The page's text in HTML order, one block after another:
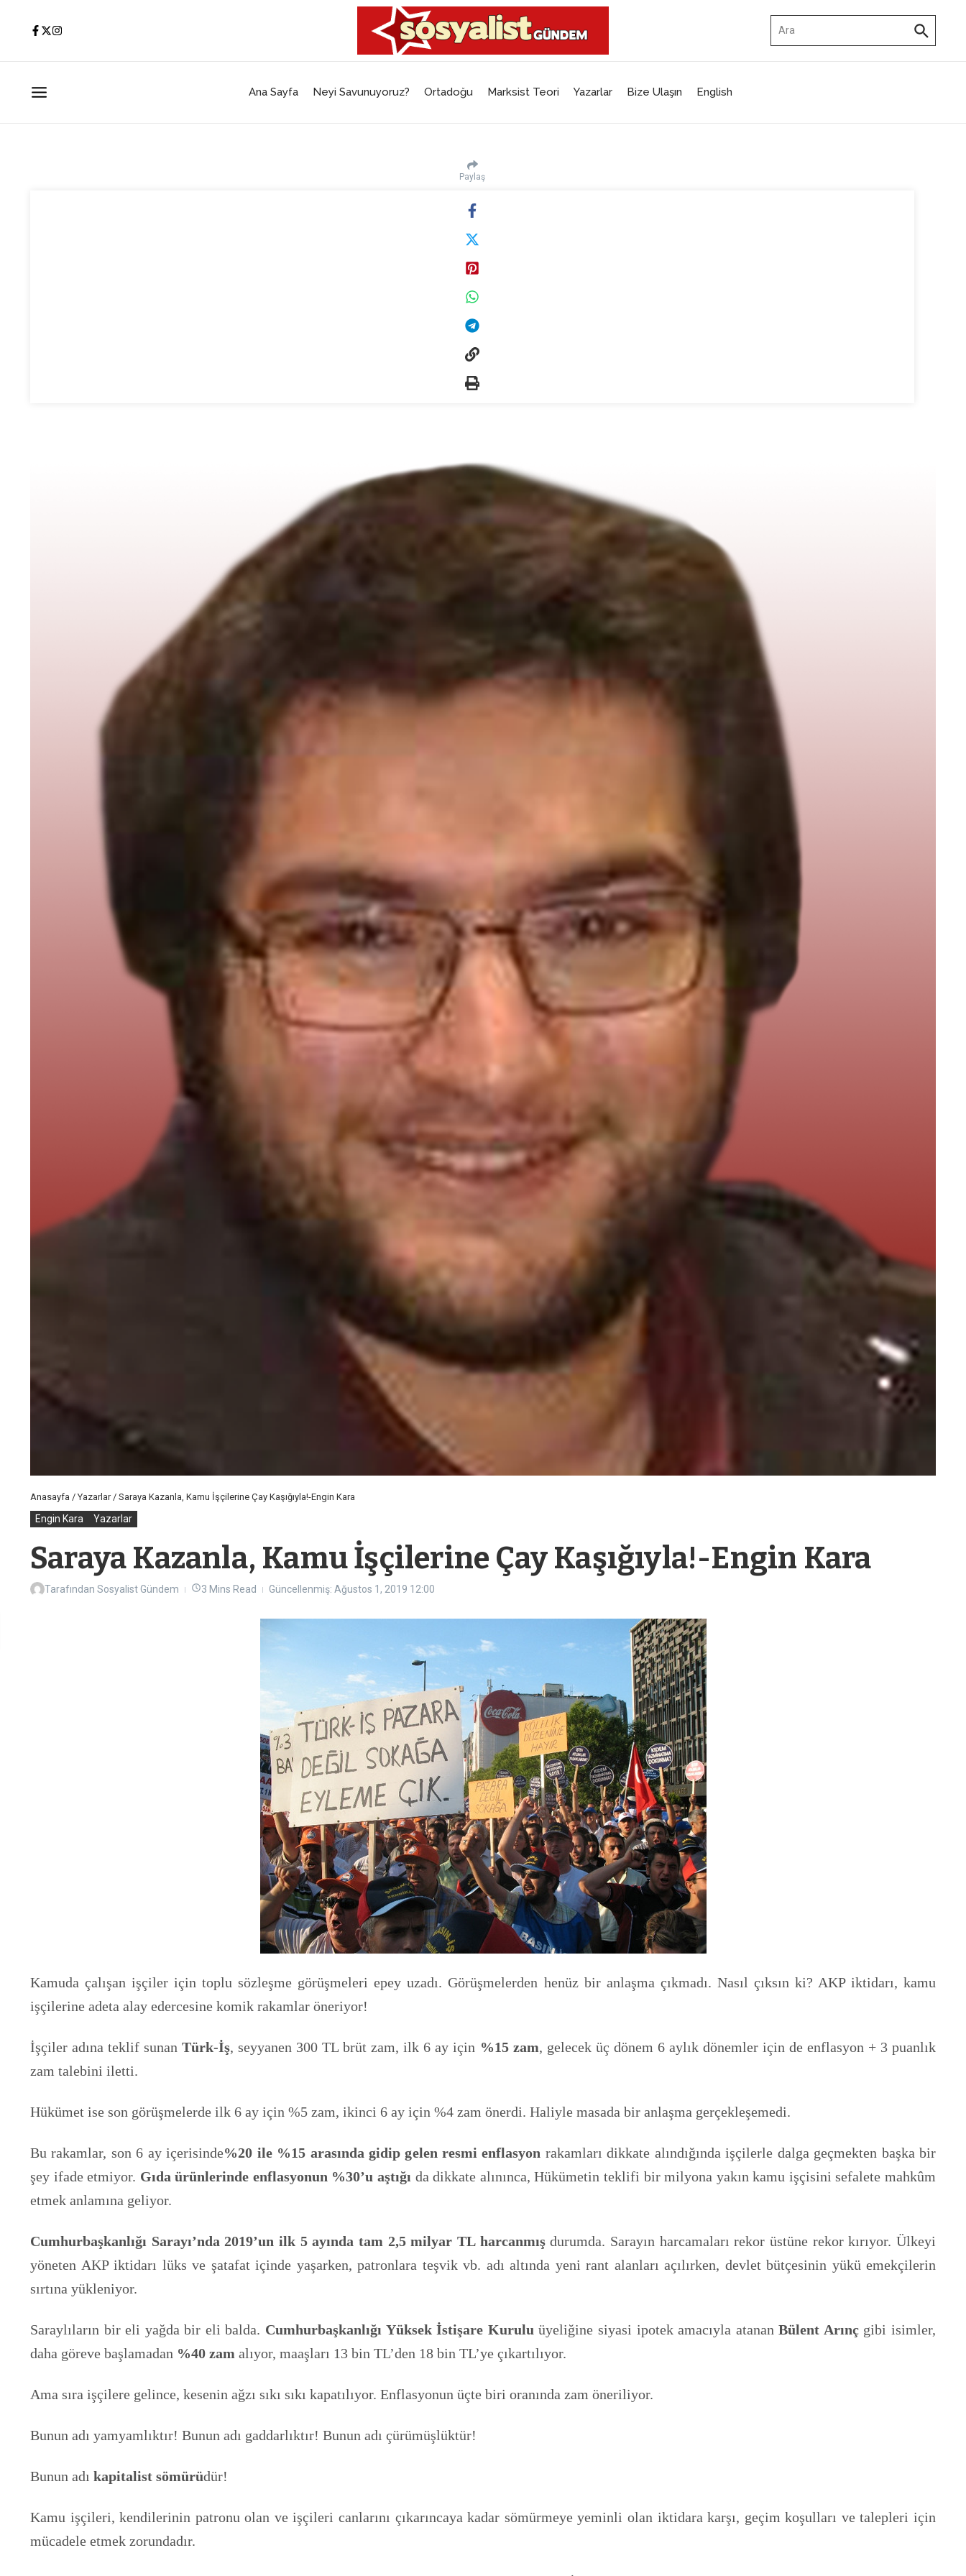
Ana Sayfa Neyi Savunuyoruz? Ortadoğu Marksist Teori Yazarlar Bize Ulaşın English
Paylaş
Anasayfa /Yazarlar/ Saraya Kazanla, Kamu İşçilerine Çay Kaşığıyla!-Engin Kara
Engin Kara Yazarlar
Saraya Kazanla, Kamu İşçilerine Çay Kaşığıyla!-Engin Kara
Tarafından Sosyalist Gündem 3 Mins Read Güncellenmiş: Ağustos 1, 2019 12:00
Kamuda çalışan işçiler için toplu sözleşme görüşmeleri epey uzadı. Görüşmelerden henüz bir anlaşma çıkmadı. Nasıl çıksın ki? AKP iktidarı, kamu
işçilerine adeta alay edercesine komik rakamlar öneriyor!
İşçiler adına teklif sunanTürk-İş, seyyanen 300 TL brüt zam, ilk 6 ay için %15 zam, gelecek üç dönem 6 aylık dönemler için de enflasyon + 3 puanlık
zam talebini iletti.
Hükümet ise son görüşmelerde ilk 6 ay için %5 zam, ikinci 6 ay için %4 zam önerdi. Haliyle masada bir anlaşma gerçekleşemedi.
Bu rakamlar, son 6 ay içerisinde%20 ile %15 arasında gidip gelen resmi enflasyon rakamları dikkate alındığında işçilerle dalga geçmekten başka bir
şey ifade etmiyor. Gıda ürünlerinde enflasyonun %30’u aştığı da dikkate alınınca, Hükümetin teklifi bir milyona yakın kamu işçisini sefalete mahkûm
etmek anlamına geliyor.
Cumhurbaşkanlığı Sarayı’nda 2019’un ilk 5 ayında tam 2,5 milyar TL harcanmışdurumda. Sarayın harcamaları rekor üstüne rekor kırıyor. Ülkeyi
yöneten AKP iktidarı lüks ve şatafat içinde yaşarken, patronlara teşvik vb. adı altında yeni rant alanları açılırken, devlet bütçesinin yükü emekçilerin
sırtına yükleniyor.
Saraylıların bir eli yağda bir eli balda. Cumhurbaşkanlığı Yüksek İstişare Kurulu üyeliğine siyasi ipotek amacıyla atananBülent Arınçgibi isimler,
daha göreve başlamadan %40 zam alıyor, maaşları 13 bin TL’den 18 bin TL’ye çıkartılıyor.
Ama sıra işçilere gelince, kesenin ağzı sıkı sıkı kapatılıyor. Enflasyonun üçte biri oranında zam öneriliyor.
Bunun adı yamyamlıktır! Bunun adı gaddarlıktır! Bunun adı çürümüşlüktür!
Bunun adı kapitalist sömürüdür!
Kamu işçileri, kendilerinin patronu olan ve işçileri canlarını çıkarıncaya kadar sömürmeye yeminli olan iktidara karşı, geçim koşulları ve talepleri için
mücadele etmek zorundadır.